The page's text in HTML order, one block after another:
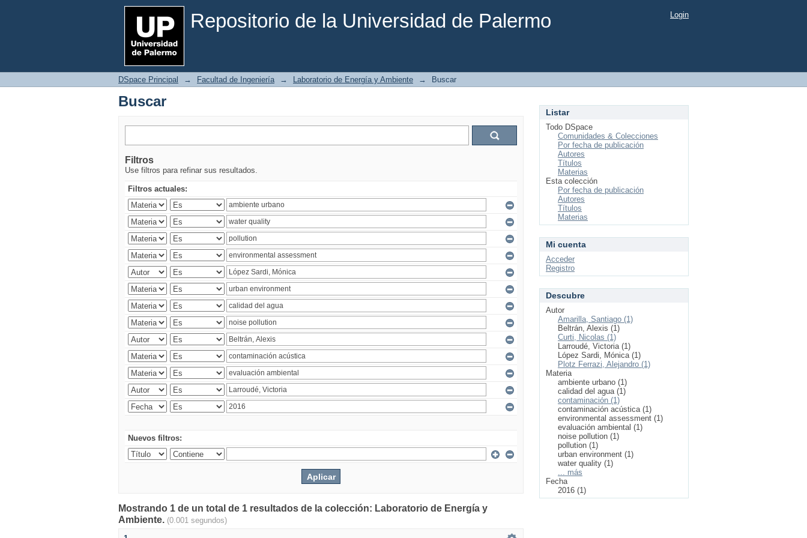
Repositorio de la Universidad de Palermo
Buscar Login
DSpace Principal → Facultad de Ingeniería → Laboratorio de Energía y Ambiente → Buscar
Buscar
Filtros
Use filtros para refinar sus resultados.
Filtros actuales:
Nuevos filtros:
Mostrando 1 de un total de 1 resultados de la colección: Laboratorio de Energía y
Ambiente. (0.001 segundos)
Listar
Todo DSpace
Comunidades & Colecciones
Por fecha de publicación
Autores
Títulos
Materias
Esta colección
Por fecha de publicación
Autores
Títulos
Materias
Mi cuenta
Acceder
Registro
Descubre
Autor
Amarilla, Santiago (1)
Beltrán, Alexis (1)
Curti, Nicolas (1)
Larroudé, Victoria (1)
López Sardi, Mónica (1)
Plotz Ferrazi, Alejandro (1)
Materia
ambiente urbano (1)
calidad del agua (1)
contaminación (1)
contaminación acústica (1)
environmental assessment (1)
evaluación ambiental (1)
noise pollution (1)
pollution (1)
urban environment (1)
water quality (1)
... más
Fecha
2016 (1)